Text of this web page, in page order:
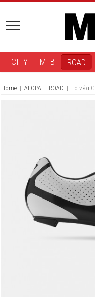
CITY MTB ROAD
Home | ΑΓΟΡΑ | ROAD | Τα νέα